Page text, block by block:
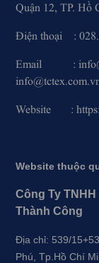
Quận 12, TP. Hồ
Điện thoại :
Email :
Website :
Website thuộc
Công Ty
Thành Công
Địa chỉ: 539/
Phú, Tp.Hồ Chí